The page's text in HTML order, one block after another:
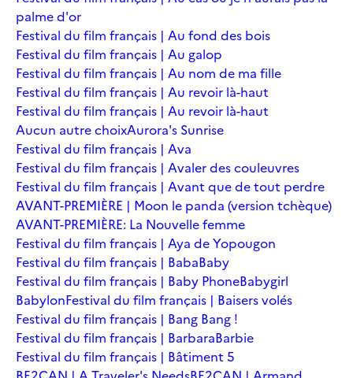
palme d'or
Festival du film français | Au fond des bois
Festival du film français | Au galop
Festival du film français | Au nom de ma fille
Festival du film français | Au revoir là-haut
Festival du film français | Au revoir là-haut
Aucun autre choixAurora's Sunrise
Festival du film français | Ava
Festival du film français | Avaler des couleuvres
Festival du film français | Avant que de tout perdre
AVANT-PREMIÈRE | Moon le panda (version tchèque)
AVANT-PREMIÈRE: La Nouvelle femme
Festival du film français | Aya de Yopougon
Festival du film français | BabaBaby
Festival du film français | Baby PhoneBabygirl
BabylonFestival du film français | Baisers volés
Festival du film français | Bang Bang !
Festival du film français | BarbaraBarbie
Festival du film français | Bâtiment 5